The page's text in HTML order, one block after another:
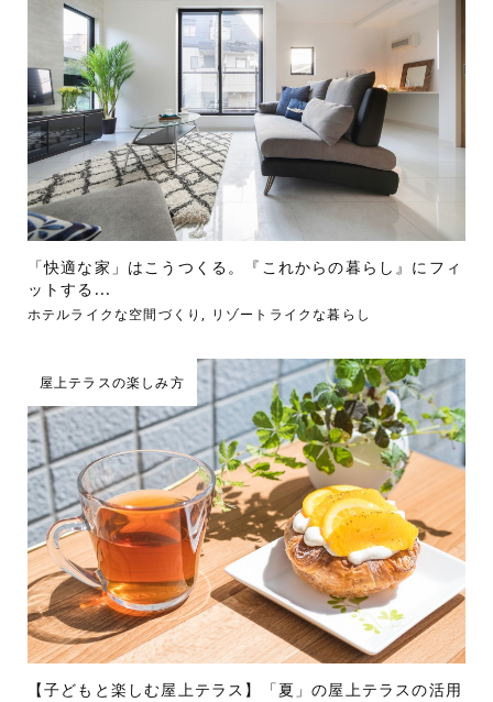
「快適な家」はこうつくる。『これからの暮らし』にフィ
ットする...
ホテルライクな空間づくり , リゾートライクな暮らし
屋上テラスの楽しみ方
【子どもと楽しむ屋上テラス】「夏」の屋上テラスの活用